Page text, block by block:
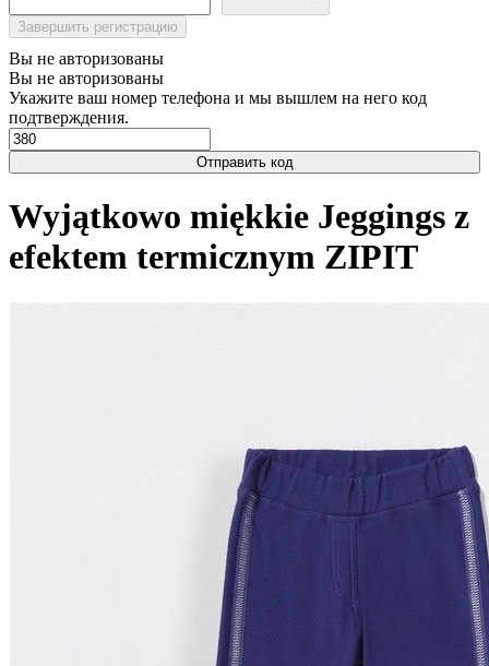
Завершить регистрацию
Вы не авторизованы
Вы не авторизованы
Укажите ваш номер телефона и мы вышлем на него код
подтверждения.
Отправить код
Wyjątkowo miękkie Jeggings z
efektem termicznym ZIPIT